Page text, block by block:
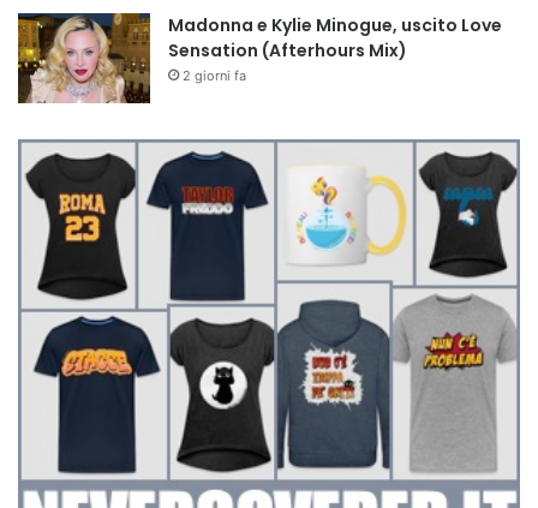
Madonna e Kylie Minogue, uscito Love
Sensation (Afterhours Mix)
2 giorni fa